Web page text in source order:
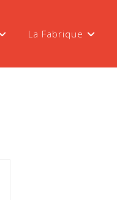
La Fabrique